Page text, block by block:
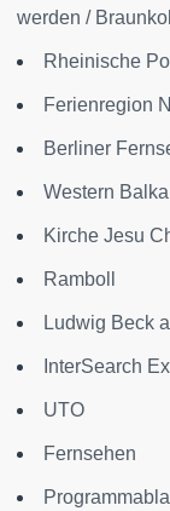
werden /
Rheinische
Ferienregion
Berliner
Western
Kirche Jesu
Ramboll
Ludwig Beck
InterSearch
UTO
Fernsehen